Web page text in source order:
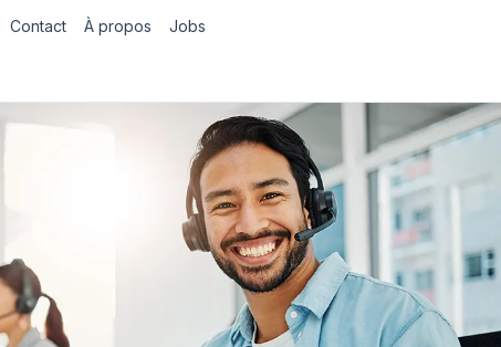
Contact À propos Jobs